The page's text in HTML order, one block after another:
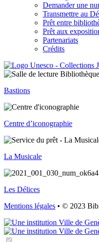
Demander une
Transmettre au
Prêt entre
Prêt aux
Partenariats
Crédits
Bastions
Centre d’iconographie
La Musicale
Les Délices
Mentions légales • © 2023